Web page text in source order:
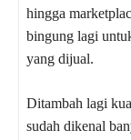
hingga
bingung lagi
yang dijual.
Ditambah lagi
sudah dikenal